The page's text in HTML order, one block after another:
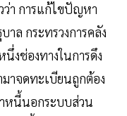
ว่า การแก้ไขปัญหา
ล กระทรวงการคลัง
งช่องทางในการดึง
าจดทะเบียนถูกต้อง
หนี้นอกระบบส่วน